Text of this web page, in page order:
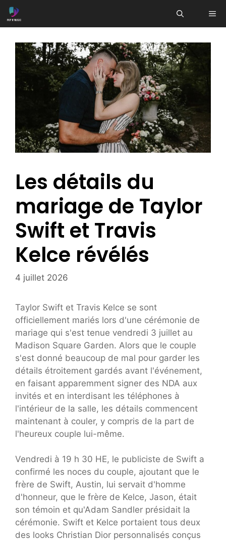
Aller
au
Les détails du
mariage de Taylor
Swift et Travis
Kelce révélés
4 juillet 2026
Taylor Swift et Travis Kelce se sont
officiellement mariés lors d'une cérémonie de
mariage qui s'est tenue vendredi 3 juillet au
Madison Square Garden. Alors que le couple
s'est donné beaucoup de mal pour garder les
détails étroitement gardés avant l'événement,
en faisant apparemment signer des NDA aux
invités et en interdisant les téléphones à
l'intérieur de la salle, les détails commencent
maintenant à couler, y compris de la part de
l'heureux couple lui-même.
Vendredi à 19 h 30 HE, le publiciste de Swift a
confirmé les noces du couple, ajoutant que le
frère de Swift, Austin, lui servait d'homme
d'honneur, que le frère de Kelce, Jason, était
son témoin et qu'Adam Sandler présidait la
cérémonie. Swift et Kelce portaient tous deux
des looks Christian Dior personnalisés conçus